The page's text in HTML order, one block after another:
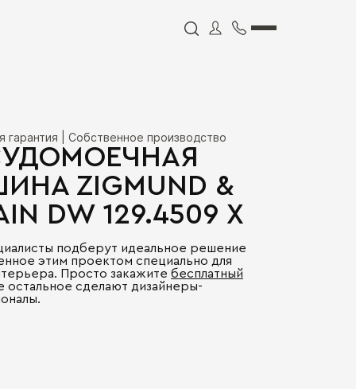
гарантия | Собственное производство
ZIGMUND &
DW 129.4509 X
подберут идеальное решение
этим проектом специально для
Просто закажите бесплатный
остальное сделают дизайнеры-